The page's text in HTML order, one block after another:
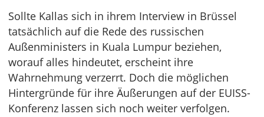
Sollte Kallas sich in ihrem Interview in Brüssel
tatsächlich auf die Rede des russischen
Außenministers in Kuala Lumpur beziehen,
worauf alles hindeutet, erscheint ihre
Wahrnehmung verzerrt. Doch die möglichen
Hintergründe für ihre Äußerungen auf der EUISS-
Konferenz lassen sich noch weiter verfolgen.